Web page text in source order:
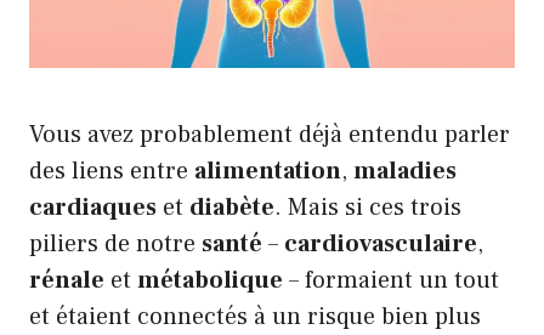
Vous avez probablement déjà entendu parler
des liens entre alimentation, maladies
cardiaques et diabète. Mais si ces trois
piliers de notre santé – cardiovasculaire,
rénale et métabolique – formaient un tout
et étaient connectés à un risque bien plus